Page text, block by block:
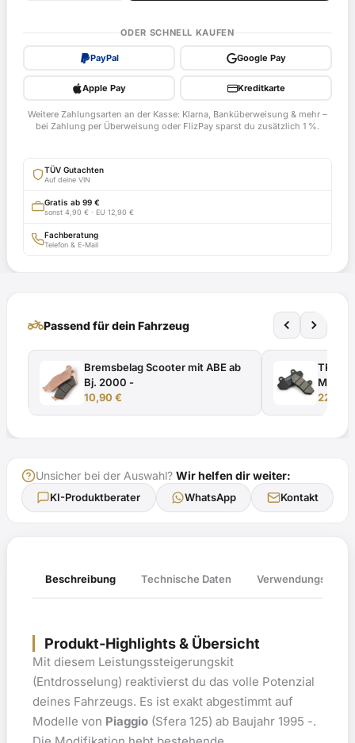
Bj.
ABE
H148
TÜV-
ODER SCHNELL KAUFEN
PayPal Google Pay
Apple Pay Kreditkarte
Weitere Zahlungsarten an der Kasse: Klarna, Banküberweisung & mehr –
bei Zahlung per Überweisung oder FlizPay sparst du zusätzlich 1 %.
TÜV Gutachten
Auf deine VIN
Gratis ab 99 €
sonst 4,90 € · EU 12,90 €
Fachberatung
Telefon & E-Mail
two_wheelerPassend für dein Fahrzeug
Bremsbelag Scooter mit ABE ab
Bj. 2000 -
10,90€
TRW
22,48
Unsicher bei der Auswahl? Wir helfen dir weiter:
KI-Produktberater WhatsApp Kontakt
Beschreibung Technische Daten Verwendungsliste
Produkt-Highlights & Übersicht
Mit diesem Leistungssteigerungskit
(Entdrosselung) reaktivierst du das volle Potenzial
deines Fahrzeugs. Es ist exakt abgestimmt auf
Modelle von Piaggio (Sfera 125) ab Baujahr 1995 -.